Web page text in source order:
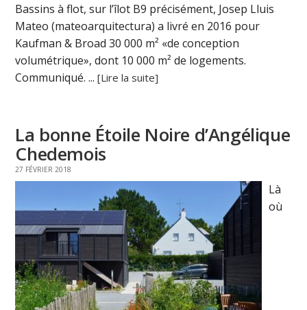
Bassins à flot, sur l’îlot B9 précisément, Josep Lluis
Mateo (mateoarquitectura) a livré en 2016 pour
Kaufman & Broad 30 000 m² «de conception
volumétrique», dont 10 000 m² de logements.
Communiqué. ...[Lire la suite]
La bonne Étoile Noire d’Angélique
Chedemois
27 FÉVRIER 2018
Là
où